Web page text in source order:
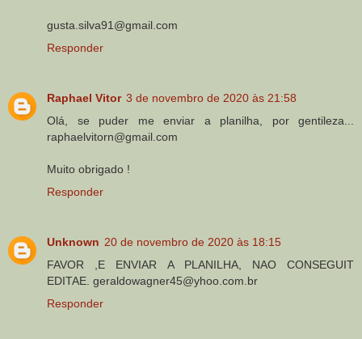
gusta.silva91@gmail.com
Responder
Raphael Vitor 3 de novembro de 2020 às 21:58
Olá, se puder me enviar a planilha, por gentileza...
raphaelvitorn@gmail.com
Muito obrigado !
Responder
Unknown 20 de novembro de 2020 às 18:15
FAVOR ,E ENVIAR A PLANILHA, NAO CONSEGUIT
EDITAE. geraldowagner45@yhoo.com.br
Responder